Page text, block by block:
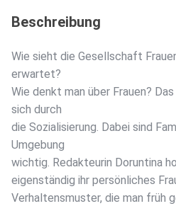
Beschreibung
Wie sieht die Gesellschaft
erwartet?
Wie denkt man über Frauen?
sich durch
die Sozialisierung. Dabei sind
Umgebung
wichtig. Redakteurin Doruntina
eigenständig ihr persönliches
Verhaltensmuster, die man früh